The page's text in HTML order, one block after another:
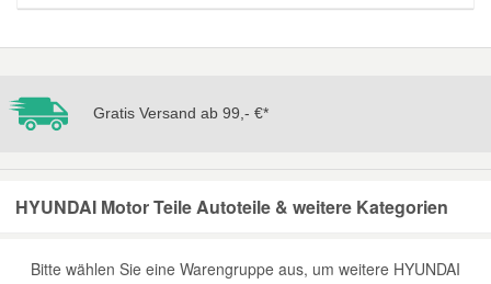
Gratis Versand ab 99,- €*
HYUNDAI Motor Teile Autoteile & weitere Kategorien
Bitte wählen Sie eine Warengruppe aus, um weitere HYUNDAI